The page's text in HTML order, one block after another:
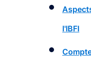
l'IBFI